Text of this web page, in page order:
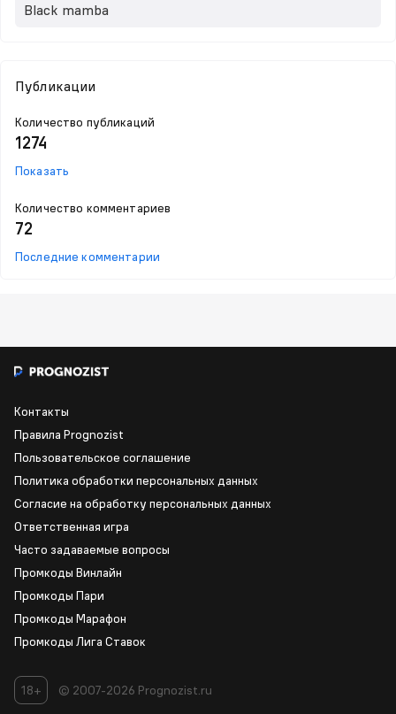
Black mamba
Публикации
Количество публикаций
1274
Показать
Количество комментариев
72
Последние комментарии
18+ © 2007-2026 Prognozist.ru
Контакты
Правила Prognozist
Пользовательское соглашение
Политика обработки персональных данных
Согласие на обработку персональных данных
Ответственная игра
Часто задаваемые вопросы
Промкоды Винлайн
Промкоды Пари
Промкоды Марафон
Промкоды Лига Ставок